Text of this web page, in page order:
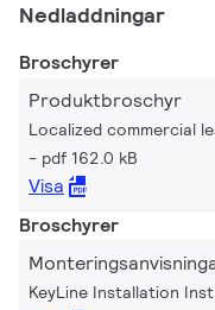
Nedladdningar
Broschyrer
Produktbroschyr
Localized commercial
pdf 162.0 kB
Visa
Broschyrer
KeyLine Installation